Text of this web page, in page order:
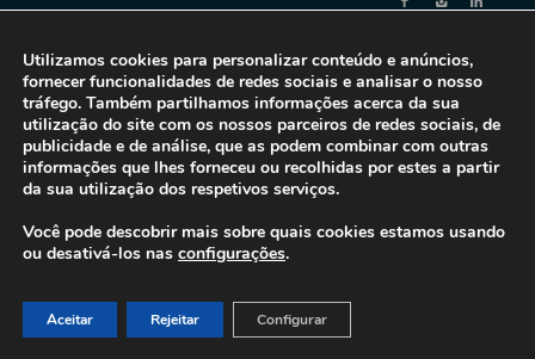
Utilizamos cookies para personalizar conteúdo e anúncios,
fornecer funcionalidades de redes sociais e analisar o nosso
tráfego. Também partilhamos informações acerca da sua
utilização do site com os nossos parceiros de redes sociais, de
publicidade e de análise, que as podem combinar com outras
informações que lhes forneceu ou recolhidas por estes a partir
da sua utilização dos respetivos serviços.
Você pode descobrir mais sobre quais cookies estamos usando
ou desativá-los nas configurações.
Aceitar Rejeitar Configurar